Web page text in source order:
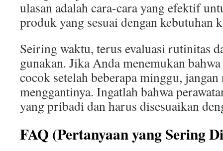
ulasan adalah cara-cara yang efektif
produk yang sesuai dengan kebutuhan
Seiring waktu, terus evaluasi rutinitas
gunakan. Jika Anda menemukan
cocok setelah beberapa minggu,
menggantinya. Ingatlah bahwa
yang pribadi dan harus disesuaikan
FAQ (Pertanyaan yang Sering